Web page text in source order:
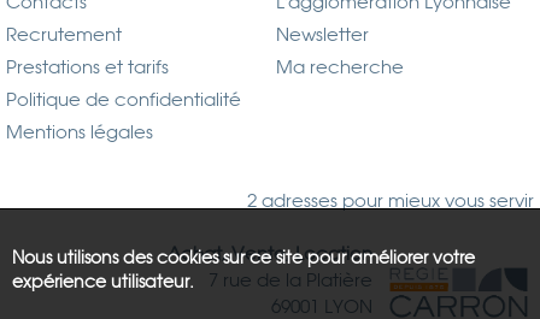
Recrutement
Prestations et tarifs
Politique de confidentialité
Mentions légales
Newsletter
Ma recherche
2 adresses pour mieux vous servir
Achat, Vente, Location
7 rue de la Platière
69001 LYON
Nous utilisons des cookies sur ce site pour améliorer votre
expérience utilisateur.